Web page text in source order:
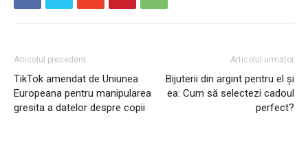
Articolul precedent
TikTok amendat de Uniunea
Europeana pentru manipularea
gresita a datelor despre copii
Articolul următor
Bijuterii din argint pentru el și
ea: Cum să selectezi cadoul
perfect?